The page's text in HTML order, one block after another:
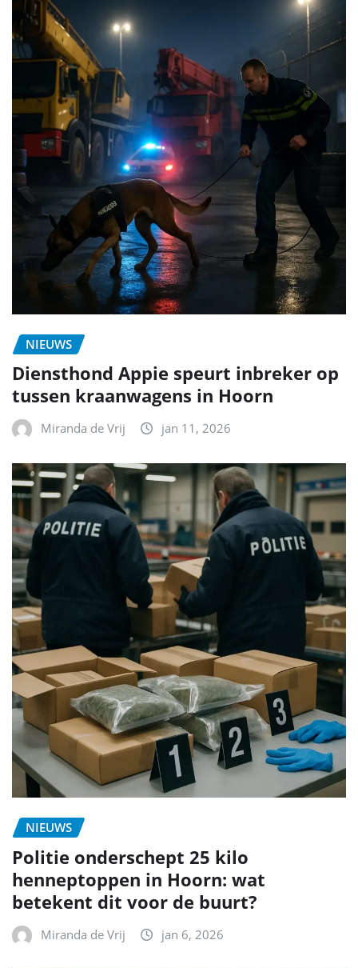
NIEUWS
Diensthond Appie speurt inbreker op
tussen kraanwagens in Hoorn
Miranda de Vrij jan 11, 2026
NIEUWS
Politie onderschept 25 kilo
henneptoppen in Hoorn: wat
betekent dit voor de buurt?
Miranda de Vrij jan 6, 2026